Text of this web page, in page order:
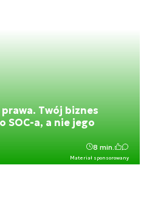
Twój biznes
SOC-a, a nie jego
Materiał sponsorowany
8 min.